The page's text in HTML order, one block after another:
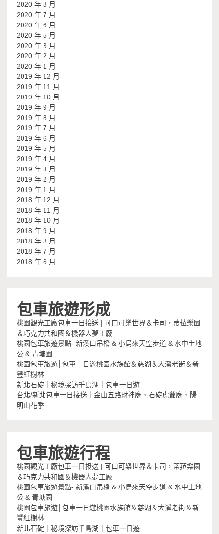
2020 年 8 月
2020 年 7 月
2020 年 6 月
2020 年 5 月
2020 年 3 月
2020 年 2 月
2020 年 1 月
2019 年 12 月
2019 年 11 月
2019 年 10 月
2019 年 9 月
2019 年 8 月
2019 年 7 月
2019 年 6 月
2019 年 5 月
2019 年 4 月
2019 年 3 月
2019 年 2 月
2019 年 1 月
2018 年 12 月
2018 年 11 月
2018 年 10 月
2018 年 9 月
2018 年 8 月
2018 年 7 月
2018 年 6 月
包車旅遊形成
桃園觀光工廠包車一日接送 | 可口可樂世界＆卡司，蒂菈樂園
＆巧克力共和國＆機器人夢工廠
桃園包車旅遊景點- 新溪口吊橋 & 小烏來天空步道 & 水中土地
公 & 青塘園
桃園包車旅遊│包車一日遊桃園水族館＆慈湖＆大溪老街＆新
豐紅樹林
新北石碇｜秘境探訪千島湖｜包車一日遊
台北/新北包車一日接送｜金山五路財神廟、石碇虎爺廟、陽
明山花季
包車旅遊行程
桃園觀光工廠包車一日接送 | 可口可樂世界＆卡司，蒂菈樂園
＆巧克力共和國＆機器人夢工廠
桃園包車旅遊景點- 新溪口吊橋 & 小烏來天空步道 & 水中土地
公 & 青塘園
桃園包車旅遊│包車一日遊桃園水族館＆慈湖＆大溪老街＆新
豐紅樹林
新北石碇｜秘境探訪千島湖｜包車一日遊